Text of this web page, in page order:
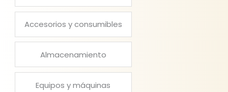
Accesorios y consumibles
Almacenamiento
Equipos y máquinas